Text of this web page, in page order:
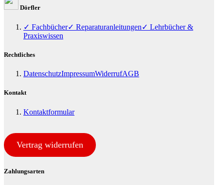
Dörfler
✓ Fachbücher✓ Reparaturanleitungen✓ Lehrbücher &
Praxiswissen
Rechtliches
DatenschutzImpressumWiderrufAGB
Kontakt
Kontaktformular
Vertrag widerrufen
Zahlungsarten